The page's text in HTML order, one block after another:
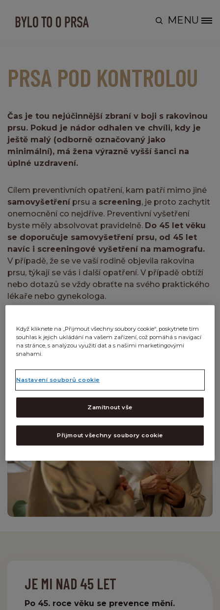
Site Logo MENU
PRSA POD KONTROLOU
Čas je tou nejúčinnější zbraní v boji s rakovinou
prsu. Pokud je nádor odhalen ve chvíli, kdy je
ještě malý (odborně označovaný jako
minimální), má žena výrazně vyšší šanci na
úplné uzdravení.
Cílem preventivních opatření, kam patří mimo jiné
samovyšetření prsu a screening, je proto zachytit
onemocnění co nejdříve. Preventivní vyšetření
byste měly absolvovat pravidelně. Do 45 let věku
se doporučuje samovyšetření prsu, od 45 let
navíc i screeningové vyšetření na mamografu.
V případě, že se ve vaší rodině objevila rakovina
prsu, týkají se vás i další opatření. V případě obtíží
nebo dotazů se vždy obraťte na svého praktického
lékaře nebo gynekologa.
JE MI NAD 45 LET
Po 45. roce věku se prevence mění.
Když kliknete na „Přijmout všechny soubory cookie“, poskytnete tím
souhlas k jejich ukládání na vašem zařízení, což pomáhá s navigací
na stránce, s analýzou využití dat a s našimi marketingovými
snahami.
Nastavení souborů cookie
Zamítnout vše
Přijmout všechny soubory cookie